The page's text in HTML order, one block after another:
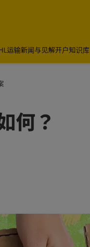
运输新闻与见解开户知识库
何？